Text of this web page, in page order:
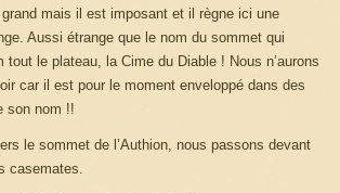
mais il est imposant et il règne ici une
Aussi étrange que le nom du sommet qui
tout le plateau, la Cime du Diable ! Nous n’aurons
car il est pour le moment enveloppé dans des
son nom !!
le sommet de l’Authion, nous passons devant
casemates.